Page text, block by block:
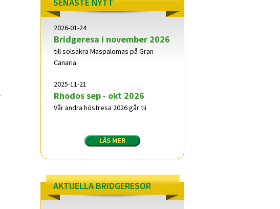
2026-01-24
Bridgeresa i november 2026
till solsäkra Maspalomas på Gran
Canaria.
2025-11-21
Rhodos sep - okt 2026
Vår andra höstresa 2026 går tii
AKTUELLA BRIDGERESOR